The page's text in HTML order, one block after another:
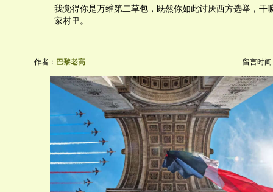
我觉得你是万维第二草包，既然你如此讨厌西方选举，干
家村里。
作者： 巴黎老高 留言时间